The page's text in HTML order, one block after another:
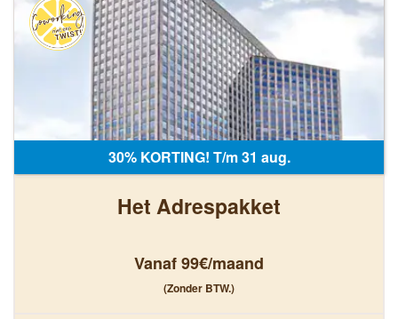
30% KORTING! T/m 31 aug.
Het Adrespakket
Vanaf 99€/maand
(Zonder BTW.)